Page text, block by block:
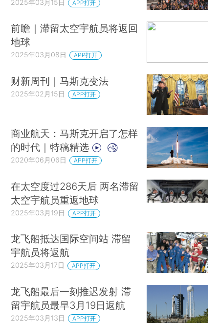
2025年03月15日 APP打开
前瞻｜滞留太空宇航员将返回
地球
2025年03月08日 APP打开
财新周刊｜马斯克变法
2025年02月15日 APP打开
商业航天：马斯克开启了怎样
的时代｜特稿精选
2020年06月06日 APP打开
在太空度过286天后 两名滞留
太空宇航员重返地球
2025年03月19日 APP打开
龙飞船抵达国际空间站 滞留
宇航员将返航
2025年03月17日 APP打开
龙飞船最后一刻推迟发射 滞
留宇航员最早3月19日返航
2025年03月13日 APP打开